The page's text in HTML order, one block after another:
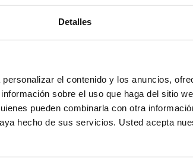
Detalles
el contenido y los anuncios,
sobre el uso que haga del sitio
pueden combinarla con otra
hecho de sus servicios. Usted acepta